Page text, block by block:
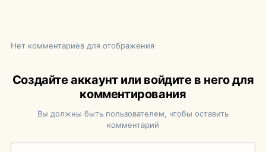
Нет комментариев для отображения
Создайте аккаунт или войдите в него для
комментирования
Вы должны быть пользователем, чтобы оставить
комментарий